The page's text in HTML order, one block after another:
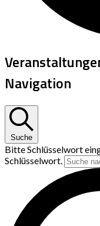
Navigation
Suche
Bitte Schlüsselwort
Schlüsselwort.